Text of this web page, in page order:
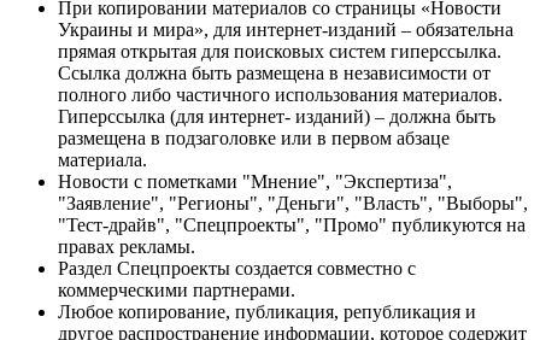
При копировании материалов со страницы «Новости
Украины и мира», для интернет-изданий – обязательна
прямая открытая для поисковых систем гиперссылка.
Ссылка должна быть размещена в независимости от
полного либо частичного использования материалов.
Гиперссылка (для интернет- изданий) – должна быть
размещена в подзаголовке или в первом абзаце
материала.
Новости с пометками "Мнение", "Экспертиза",
"Заявление", "Регионы", "Деньги", "Власть", "Выборы",
"Тест-драйв", "Спецпроекты", "Промо" публикуются на
правах рекламы.
Раздел Спецпроекты создается совместно с
коммерческими партнерами.
Любое копирование, публикация, републикация и
другое распространение информации, которое содержит